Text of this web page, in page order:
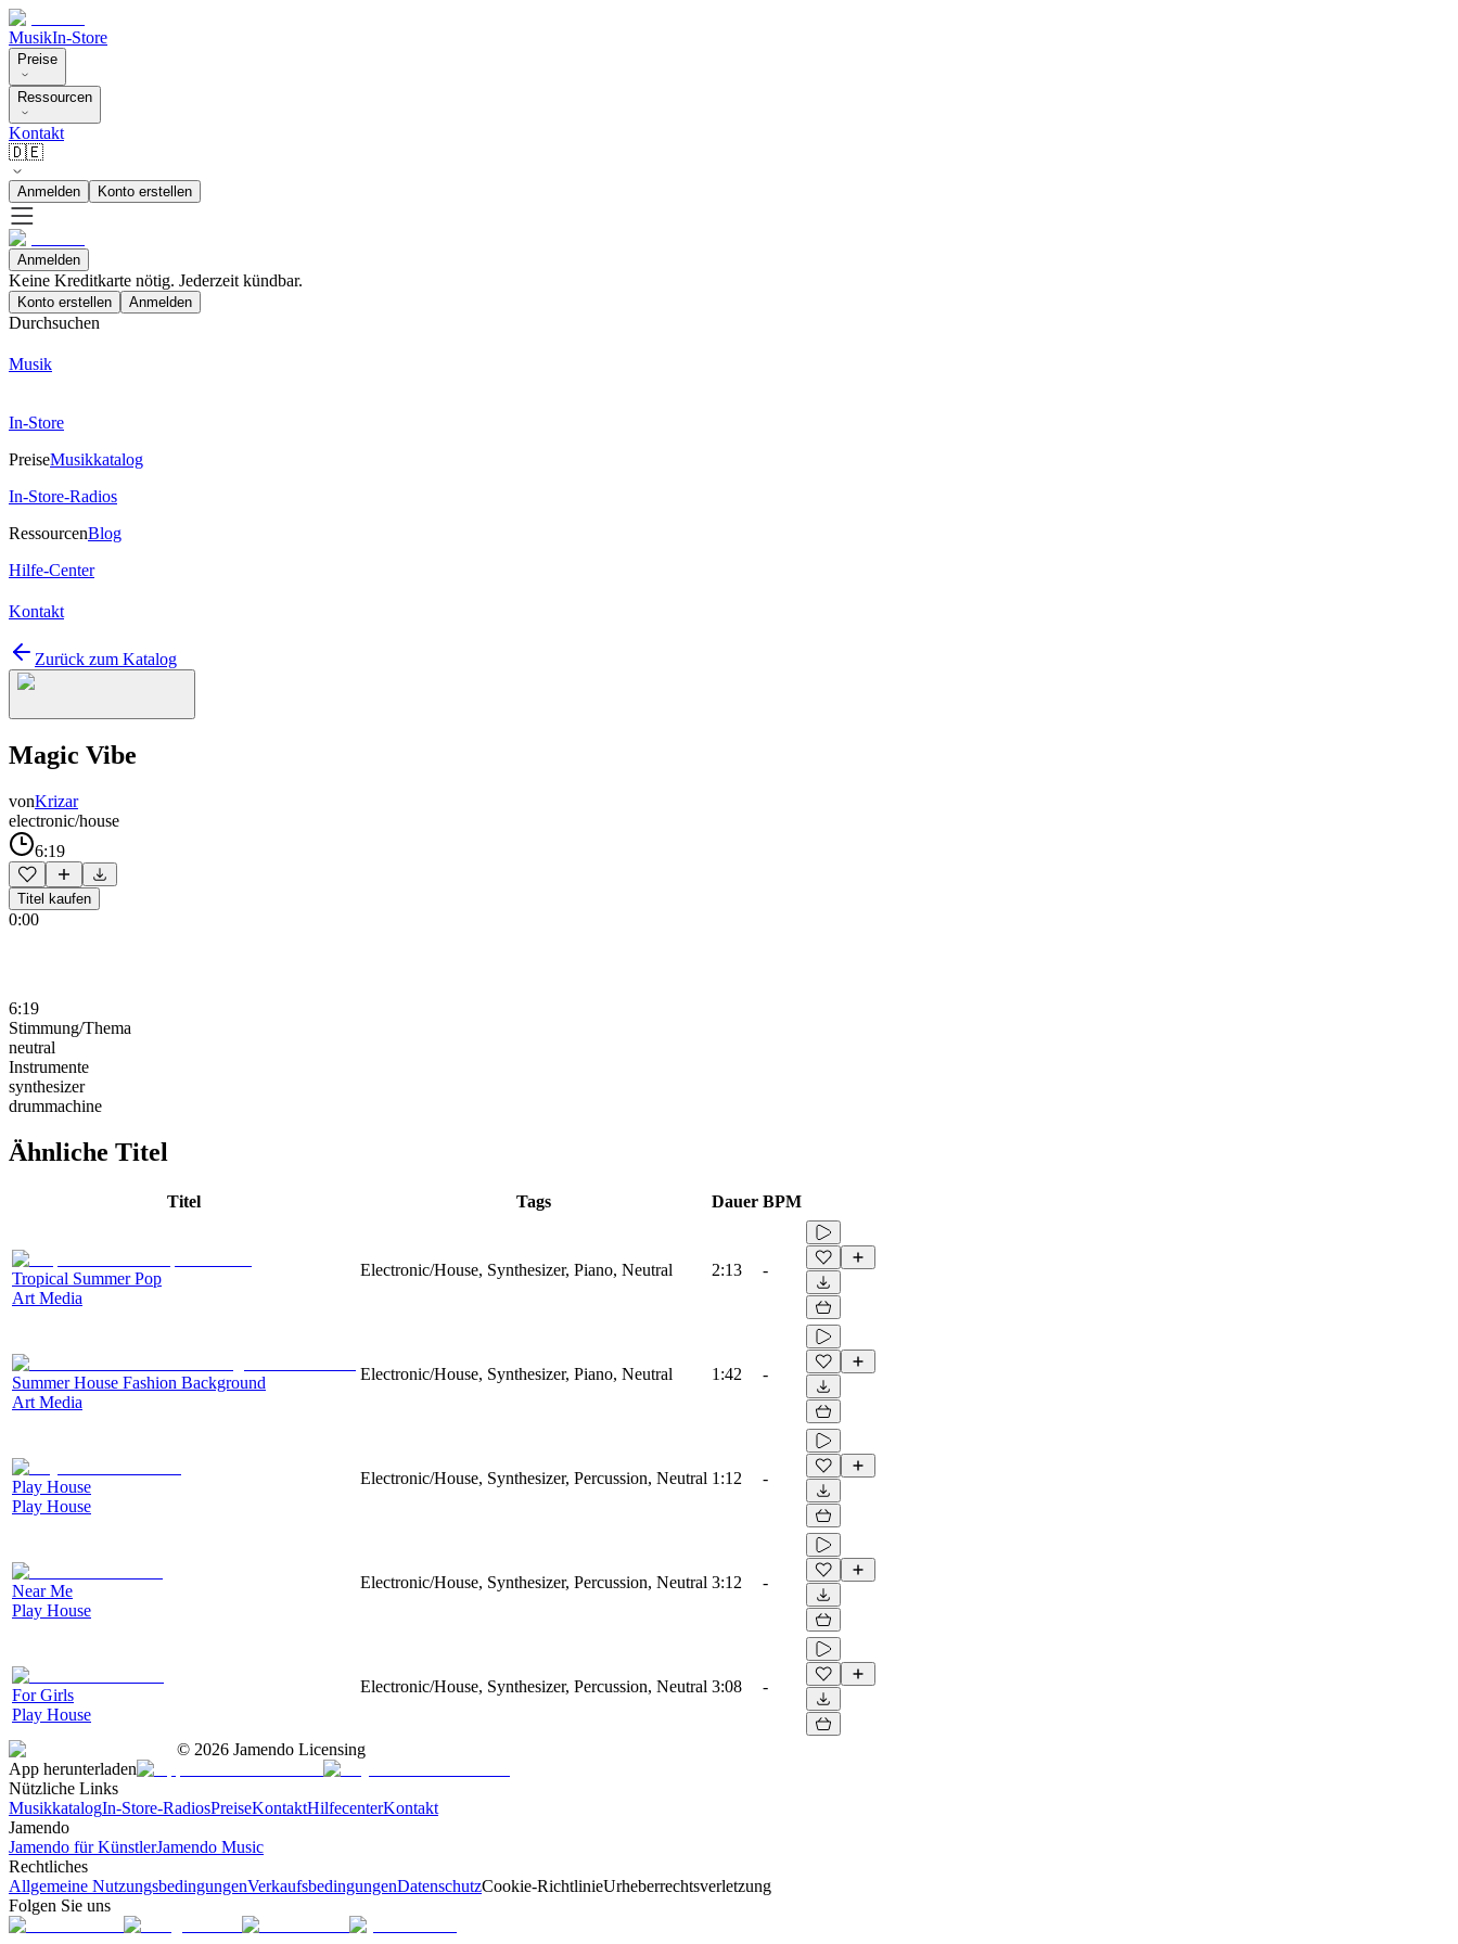
MusikIn-Store
Preise
Ressourcen
Kontakt
🇩🇪
Anmelden Konto erstellen
Anmelden
Keine Kreditkarte nötig. Jederzeit kündbar.
Konto erstellen Anmelden
Durchsuchen
Musik
In-Store
PreiseMusikkatalog
In-Store-Radios
RessourcenBlog
Hilfe-Center
Kontakt
Zurück zum Katalog
Magic Vibe
vonKrizar
electronic/house
6:19
Titel kaufen
0:00
6:19
Stimmung/Thema
neutral
Instrumente
synthesizer
drummachine
Ähnliche Titel
Titel Tags Dauer BPM
Tropical Summer Pop
Art Media
Electronic/House, Synthesizer, Piano, Neutral 2:13 -
Summer House Fashion Background
Art Media
Electronic/House, Synthesizer, Piano, Neutral 1:42 -
Play House
Play House
Electronic/House, Synthesizer, Percussion, Neutral 1:12 -
Near Me
Play House
Electronic/House, Synthesizer, Percussion, Neutral 3:12 -
For Girls
Play House
Electronic/House, Synthesizer, Percussion, Neutral 3:08 -
© 2026 Jamendo Licensing
App herunterladen
Nützliche Links
MusikkatalogIn-Store-RadiosPreiseKontaktHilfecenterKontakt
Jamendo
Jamendo für KünstlerJamendo Music
Rechtliches
Allgemeine NutzungsbedingungenVerkaufsbedingungenDatenschutzCookie-RichtlinieUrheberrechtsverletzung
Folgen Sie uns